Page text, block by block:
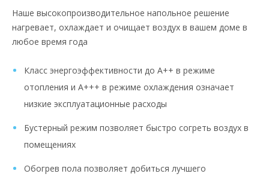
Наше высокопроизводительное напольное решение
нагревает, охлаждает и очищает воздух в вашем доме в
любое время года
Класс энергоэффективности до A++ в режиме
отопления и A+++ в режиме охлаждения означает
низкие эксплуатационные расходы
Бустерный режим позволяет быстро согреть воздух в
помещениях
Обогрев пола позволяет добиться лучшего